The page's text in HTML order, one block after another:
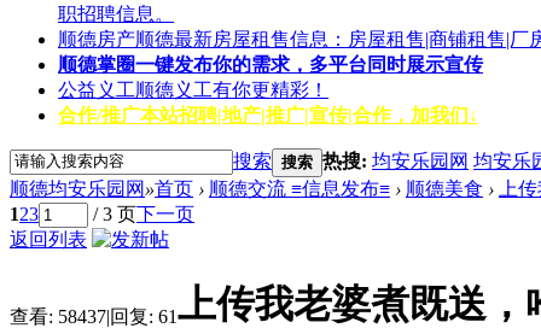
职招聘信息。
顺德房产顺德最新房屋租售信息：房屋租售|商铺租售|厂
顺德掌圈一键发布你的需求，多平台同时展示宣传
公益义工顺德义工有你更精彩！
合作/推广本站招聘|地产|推广|宣传|合作，加我们↓
搜索 搜索 热搜: 均安乐园网 均安乐
顺德均安乐园网 »首页 › 顺德交流 ≡信息发布≡ › 顺德美食 ›
上
123 / 3 页下一页
返回列表
查看: 58437|回复: 61上传我老婆煮既送，